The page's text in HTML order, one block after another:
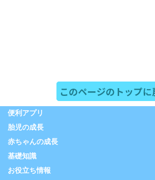
このページのトップに
便利アプリ
胎児の成長
赤ちゃんの成長
基礎知識
お役立ち情報